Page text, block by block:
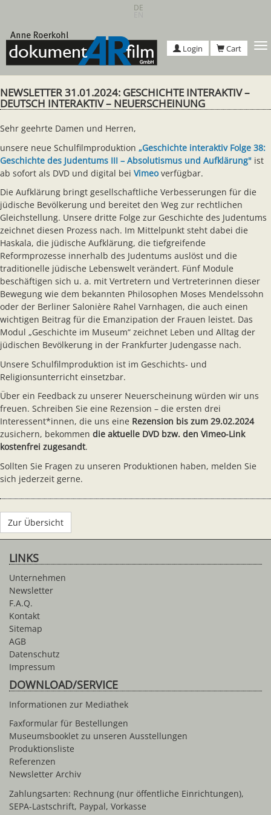
main
content
DE
Login Cart
NEWSLETTER 31.01.2024: GESCHICHTE INTERAKTIV –
DEUTSCH INTERAKTIV – NEUERSCHEINUNG
Sehr geehrte Damen und Herren,
unsere neue Schulfilmproduktion „Geschichte interaktiv Folge 38:
Geschichte des Judentums III – Absolutismus und Aufklärung" ist
ab sofort als DVD und digital bei Vimeoverfügbar.
Die Aufklärung bringt gesellschaftliche Verbesserungen für die
jüdische Bevölkerung und bereitet den Weg zur rechtlichen
Gleichstellung. Unsere dritte Folge zur Geschichte des Judentums
zeichnet diesen Prozess nach. Im Mittelpunkt steht dabei die
Haskala, die jüdische Aufklärung, die tiefgreifende
Reformprozesse innerhalb des Judentums auslöst und die
traditionelle jüdische Lebenswelt verändert. Fünf Module
beschäftigen sich u. a. mit Vertretern und Vertreterinnen dieser
Bewegung wie dem bekannten Philosophen Moses Mendelssohn
oder der Berliner Salonière Rahel Varnhagen, die auch einen
wichtigen Beitrag für die Emanzipation der Frauen leistet. Das
Modul „Geschichte im Museum“ zeichnet Leben und Alltag der
jüdischen Bevölkerung in der Frankfurter Judengasse nach.
Unsere Schulfilmproduktion ist im Geschichts- und
Religionsunterricht einsetzbar.
Über ein Feedback zu unserer Neuerscheinung würden wir uns
freuen. Schreiben Sie eine Rezension – die ersten drei
Interessent*innen, die uns eine Rezension bis zum 29.02.2024
zusichern, bekommen die aktuelle DVD bzw. den Vimeo-Link
kostenfrei zugesandt.
Sollten Sie Fragen zu unseren Produktionen haben, melden Sie
sich jederzeit gerne.
Zur Übersicht
LINKS
Unternehmen
Newsletter
F.A.Q.
Kontakt
Sitemap
AGB
Datenschutz
Impressum
DOWNLOAD/SERVICE
Informationen zur Mediathek
Faxformular für Bestellungen
Museumsbooklet zu unseren Ausstellungen
Produktionsliste
Referenzen
Newsletter Archiv
Zahlungsarten: Rechnung (nur öffentliche Einrichtungen),
SEPA-Lastschrift, Paypal, Vorkasse